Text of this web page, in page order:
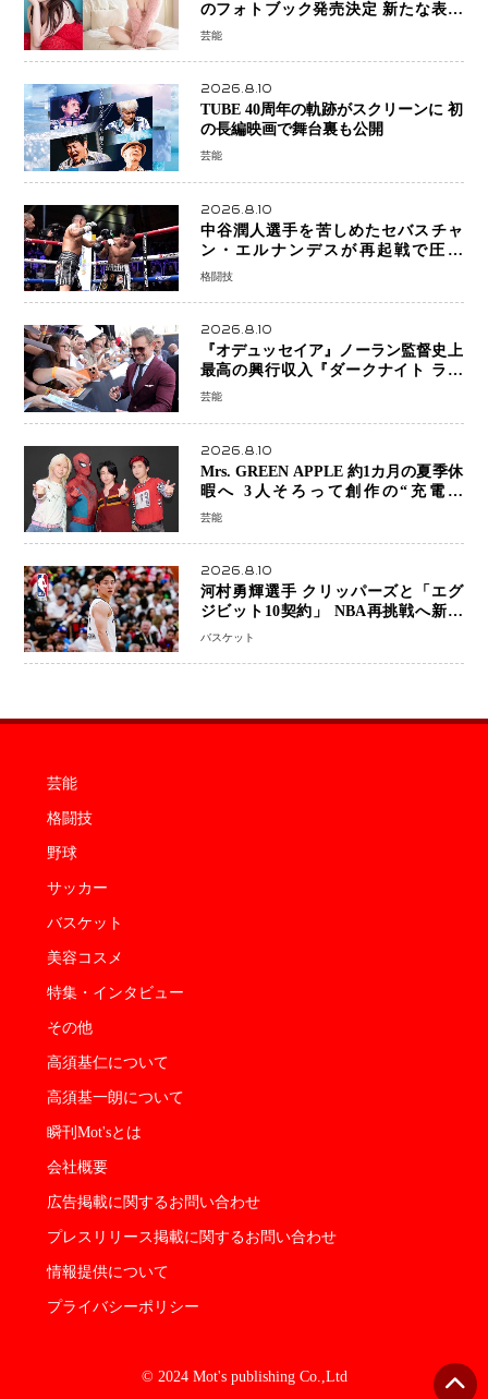
のフォトブック発売決定 新たな表現
者としての“今”を凝縮
芸能
2026.8.10
TUBE 40周年の軌跡がスクリーンに 初
の長編映画で舞台裏も公開
芸能
2026.8.10
中谷潤人選手を苦しめたセバスチャ
ン・エルナンデスが再起戦で圧巻
KO 2回で相手を沈める…次戦は亀田
格闘技
2026.8.10
『オデュッセイア』ノーラン監督史上
最高の興行収入『ダークナイト ライ
ジング』超え、世界で11億ドル突破
芸能
2026.8.10
Mrs. GREEN APPLE 約1カ月の夏季休
暇へ 3人そろって創作の“充電期
間”「自分らしいインプットを」
芸能
2026.8.10
河村勇輝選手 クリッパーズと「エグ
ジビット10契約」 NBA再挑戦へ新た
な一歩、八村塁選手との共闘にも期待
バスケット
芸能
格闘技
野球
サッカー
バスケット
美容コスメ
特集・インタビュー
その他
高須基仁について
高須基一朗について
瞬刊Mot'sとは
会社概要
広告掲載に関するお問い合わせ
プレスリリース掲載に関するお問い合わせ
情報提供について
プライバシーポリシー
© 2024 Mot's publishing Co.,Ltd